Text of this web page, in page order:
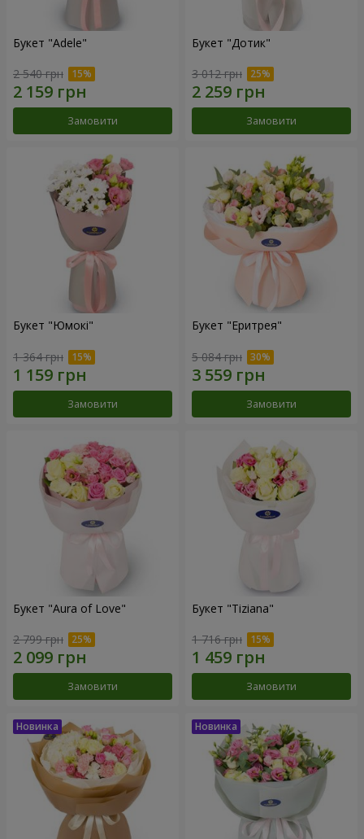
Букет "Adele"
2 540 грн
Замовити
Букет "Дотик"
3 012 грн
Замовити
Букет "Юмокі"
1 364 грн
Замовити
Букет "Еритрея"
5 084 грн
Замовити
Букет "Aura of Love"
2 799 грн
Замовити
Букет "Tiziana"
1 716 грн
Замовити